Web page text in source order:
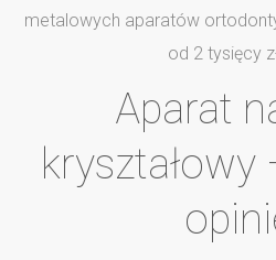
metalowych aparatów
od 2 tysięcy
Aparat
kryształowy